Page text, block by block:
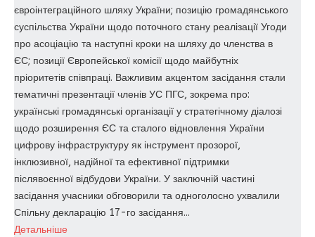
євроінтеграційного шляху України; позицію громадянського
суспільства України щодо поточного стану реалізації Угоди
про асоціацію та наступні кроки на шляху до членства в
ЄС; позиції Європейської комісії щодо майбутніх
пріоритетів співпраці. Важливим акцентом засідання стали
тематичні презентації членів УС ПГС, зокрема про:
українські громадянські організації у стратегічному діалозі
щодо розширення ЄС та сталого відновлення України
цифрову інфраструктуру як інструмент прозорої,
інклюзивної, надійної та ефективної підтримки
післявоєнної відбудови України. У заключній частині
засідання учасники обговорили та одноголосно ухвалили
Спільну декларацію 17-го засідання...
Детальніше